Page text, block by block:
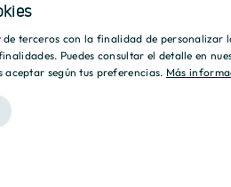
Montjuïc
de terceros con la finalidad de
Puedes consultar el detalle en
aceptar según tus preferencias. Más